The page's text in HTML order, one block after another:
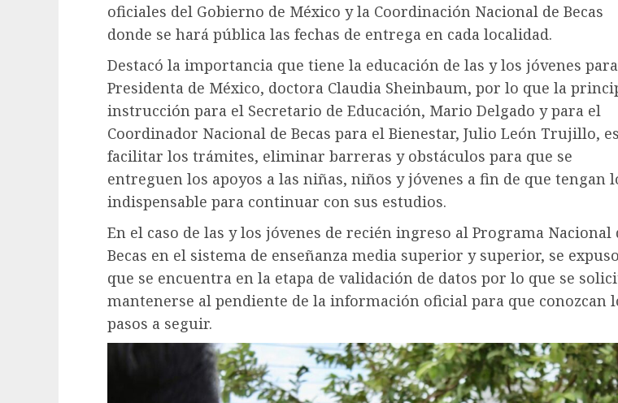
oficiales del Gobierno de México y la Coordinación Nacional de Becas
donde se hará pública las fechas de entrega en cada localidad.
Destacó la importancia que tiene la educación de las y los jóvenes
Presidenta de México, doctora Claudia Sheinbaum, por lo que la
instrucción para el Secretario de Educación, Mario Delgado y para el
Coordinador Nacional de Becas para el Bienestar, Julio León Trujillo, es
facilitar los trámites, eliminar barreras y obstáculos para que se
entreguen los apoyos a las niñas, niños y jóvenes a fin de que tengan
indispensable para continuar con sus estudios.
En el caso de las y los jóvenes de recién ingreso al Programa Nacional
Becas en el sistema de enseñanza media superior y superior, se expuso
que se encuentra en la etapa de validación de datos por lo que se
mantenerse al pendiente de la información oficial para que conozcan
pasos a seguir.